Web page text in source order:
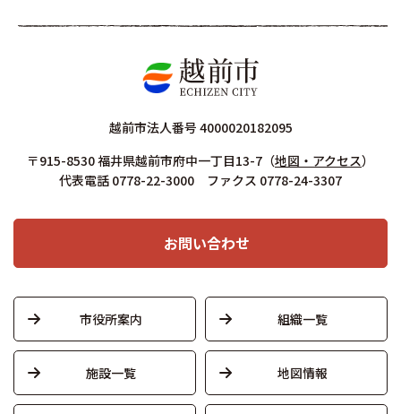
越前市法人番号 4000020182095
〒915-8530 福井県越前市府中一丁目13-7 （地図・アクセス）
代表電話 0778-22-3000 ファクス 0778-24-3307
お問い合わせ
市役所案内 組織一覧
施設一覧 地図情報